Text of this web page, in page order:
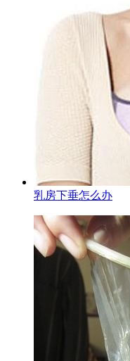
乳房下垂怎么办